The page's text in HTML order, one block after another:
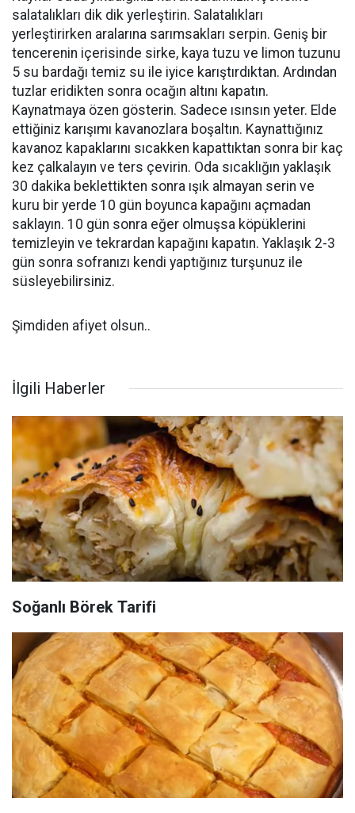
salatalıkları dik dik yerleştirin. Salatalıkları
yerleştirirken aralarına sarımsakları serpin. Geniş bir
tencerenin içerisinde sirke, kaya tuzu ve limon tuzunu
5 su bardağı temiz su ile iyice karıştırdıktan. Ardından
tuzlar eridikten sonra ocağın altını kapatın.
Kaynatmaya özen gösterin. Sadece ısınsın yeter. Elde
ettiğiniz karışımı kavanozlara boşaltın. Kaynattığınız
kavanoz kapaklarını sıcakken kapattıktan sonra bir kaç
kez çalkalayın ve ters çevirin. Oda sıcaklığın yaklaşık
30 dakika beklettikten sonra ışık almayan serin ve
kuru bir yerde 10 gün boyunca kapağını açmadan
saklayın. 10 gün sonra eğer olmuşsa köpüklerini
temizleyin ve tekrardan kapağını kapatın. Yaklaşık 2-3
gün sonra sofranızı kendi yaptığınız turşunuz ile
süsleyebilirsiniz.
Şimdiden afiyet olsun..
İlgili Haberler
Soğanlı Börek Tarifi